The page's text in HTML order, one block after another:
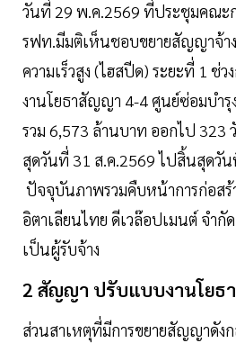
วันที่ 29 พ.ค.2569 ที่ประชุมคณะ
รฟท.มีมติเห็นชอบขยายสัญญาจ้าง
ความเร็วสูง (ไฮสปีด) ระยะที่ 1 ช่
งานโยธาสัญญา 4-4 ศูนย์ซ่อมบำรุง
รวม 6,573 ล้านบาท ออกไป
สุดวันที่ 31 ส.ค.2569 ไปสิ้นสุดวั
ปัจจุบันภาพรวมคืบหน้าการก่อส
อิตาเลียนไทย ดีเวล๊อปเมนต์ จำกั
เป็นผู้รับจ้าง
2 สัญญา ปรับแบบงานโยธา
ส่วนสาเหตุที่มีการขยายสัญญาดัง